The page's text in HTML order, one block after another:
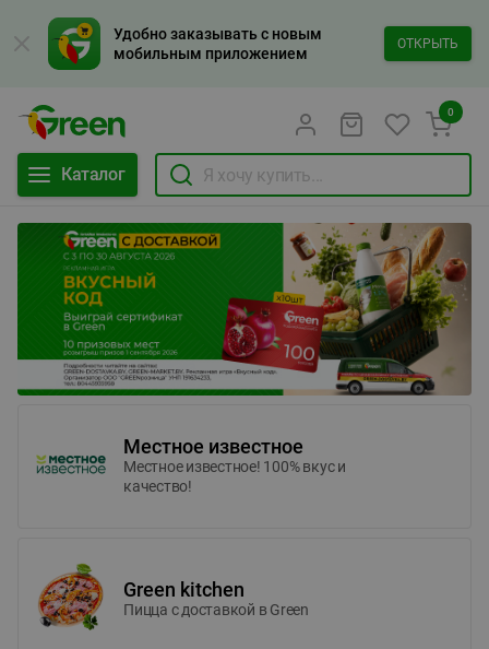
Удобно заказывать с новым
мобильным приложением
ОТКРЫТЬ
Каталог
0
Местное известное
Местное известное! 100% вкус и
качество!
Green kitchen
Пицца c доставкой в Green